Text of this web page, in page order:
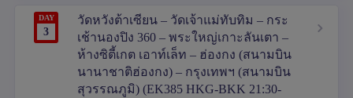
DAY
3
วัดหวังต้าเซียน – วัดเจ้าแม่ทับทิม – กระ
เช้านองปิง 360 – พระใหญ่เกาะลันเตา –
ห้างซิตี้เกต เอาท์เล็ท – ฮ่องกง (สนามบิน
นานาชาติฮ่องกง) – กรุงเทพฯ (สนามบิน
สุวรรณภูมิ) (EK385 HKG-BKK 21:30-